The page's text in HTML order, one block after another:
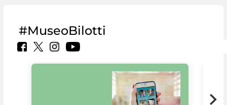
#MuseoBilotti